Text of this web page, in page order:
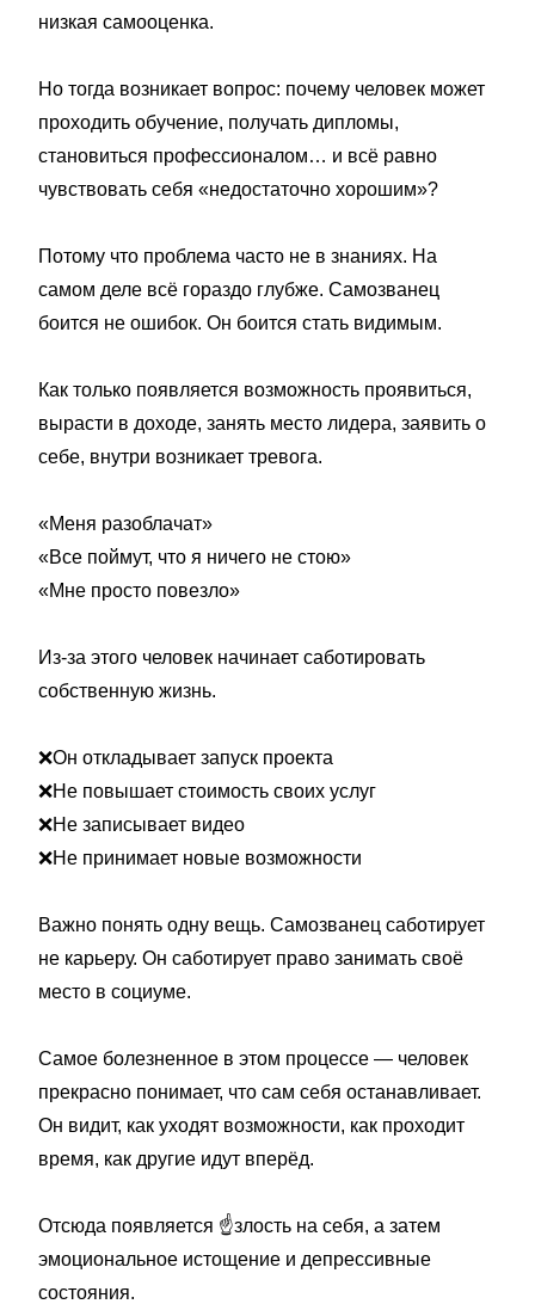
низкая самооценка.
Но тогда возникает вопрос: почему человек может
проходить обучение, получать дипломы,
становиться профессионалом… и всё равно
чувствовать себя «недостаточно хорошим»?
Потому что проблема часто не в знаниях. На
самом деле всё гораздо глубже. Самозванец
боится не ошибок. Он боится стать видимым.
Как только появляется возможность проявиться,
вырасти в доходе, занять место лидера, заявить о
себе, внутри возникает тревога.
«Меня разоблачат»
«Все поймут, что я ничего не стою»
«Мне просто повезло»
Из-за этого человек начинает саботировать
собственную жизнь.
❌Он откладывает запуск проекта
❌Не повышает стоимость своих услуг
❌Не записывает видео
❌Не принимает новые возможности
Важно понять одну вещь. Самозванец саботирует
не карьеру. Он саботирует право занимать своё
место в социуме.
Самое болезненное в этом процессе — человек
прекрасно понимает, что сам себя останавливает.
Он видит, как уходят возможности, как проходит
время, как другие идут вперёд.
Отсюда появляется ☝️злость на себя, а затем
эмоциональное истощение и депрессивные
состояния.